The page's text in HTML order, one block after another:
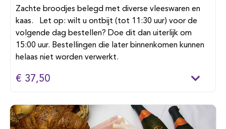
Zachte broodjes belegd met diverse vleeswaren en
kaas. Let op: wilt u ontbijt (tot 11:30 uur) voor de
volgende dag bestellen? Doe dit dan uiterlijk om
15:00 uur. Bestellingen die later binnenkomen kunnen
helaas niet worden verwerkt.
€ 37,50